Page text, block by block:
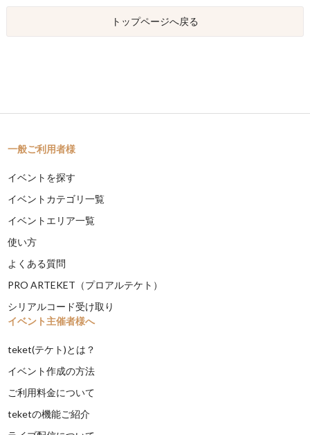
トップページへ戻る
一般ご利用者様
イベントを探す
イベントカテゴリ一覧
イベントエリア一覧
使い方
よくある質問
PRO ARTEKET（プロアルテケト）
シリアルコード受け取り
イベント主催者様へ
teket(テケト)とは？
イベント作成の方法
ご利用料金について
teketの機能ご紹介